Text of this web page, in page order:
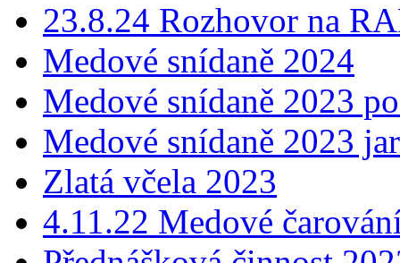
23.8.24 Rozhovor na
Medové snídaně 2024
Medové snídaně 2023
Medové snídaně 2023
Zlatá včela 2023
4.11.22 Medové